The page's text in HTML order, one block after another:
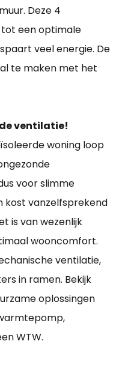
Deze 4
een optimale
veel energie. De
te maken met het
ventilatie!
woning loop
voor slimme
kost vanzelfsprekend
is van wezenlijk
wooncomfort.
ventilatie,
in ramen. Bekijk
oplossingen
WTW.